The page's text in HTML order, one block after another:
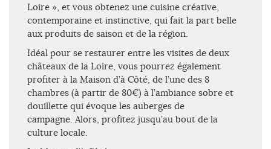
Loire », et vous obtenez une cuisine créative,
contemporaine et instinctive, qui fait la part belle
aux produits de saison et de la région.
Idéal pour se restaurer entre les visites de deux
châteaux de la Loire, vous pourrez également
profiter à la Maison d’à Côté, de l’une des 8
chambres (à partir de 80€) à l’ambiance sobre et
douillette qui évoque les auberges de
campagne. Alors, profitez jusqu’au bout de la
culture locale.